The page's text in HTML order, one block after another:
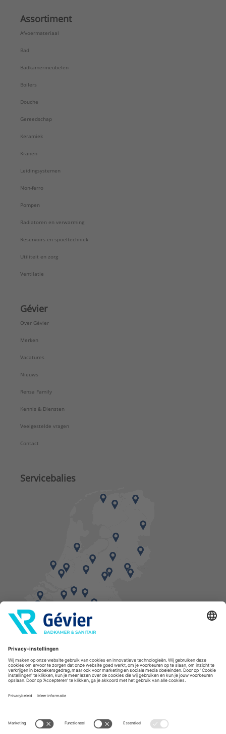
Assortiment
Afvoermateriaal
Bad
Badkamermeubelen
Boilers
Douche
Gereedschap
Keramiek
Kranen
Leidingsystemen
Non-ferro
Pompen
Radiatoren en verwarming
Reservoirs en spoeltechniek
Utiliteit en zorg
Ventilatie
Gévier
Over Gévier
Merken
Vacatures
Nieuws
Rensa Family
Kennis & Diensten
Veelgestelde vragen
Contact
Servicebalies
Vind een balie in de buurt
* Bestellingen geplaatst in het weekend worden, mits voorradig, dinsdag geleverd.
Cookies
Algemene voorwaarden